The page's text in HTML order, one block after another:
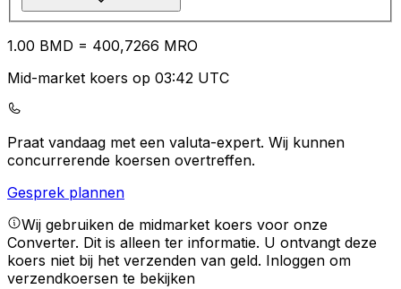
1.00 BMD = 400,7266 MRO
Mid-market koers op 03:42 UTC
Praat vandaag met een valuta-expert. Wij kunnen
concurrerende koersen overtreffen.
Gesprek plannen
Wij gebruiken de midmarket koers voor onze
Converter. Dit is alleen ter informatie. U ontvangt deze
koers niet bij het verzenden van geld. Inloggen om
verzendkoersen te bekijken